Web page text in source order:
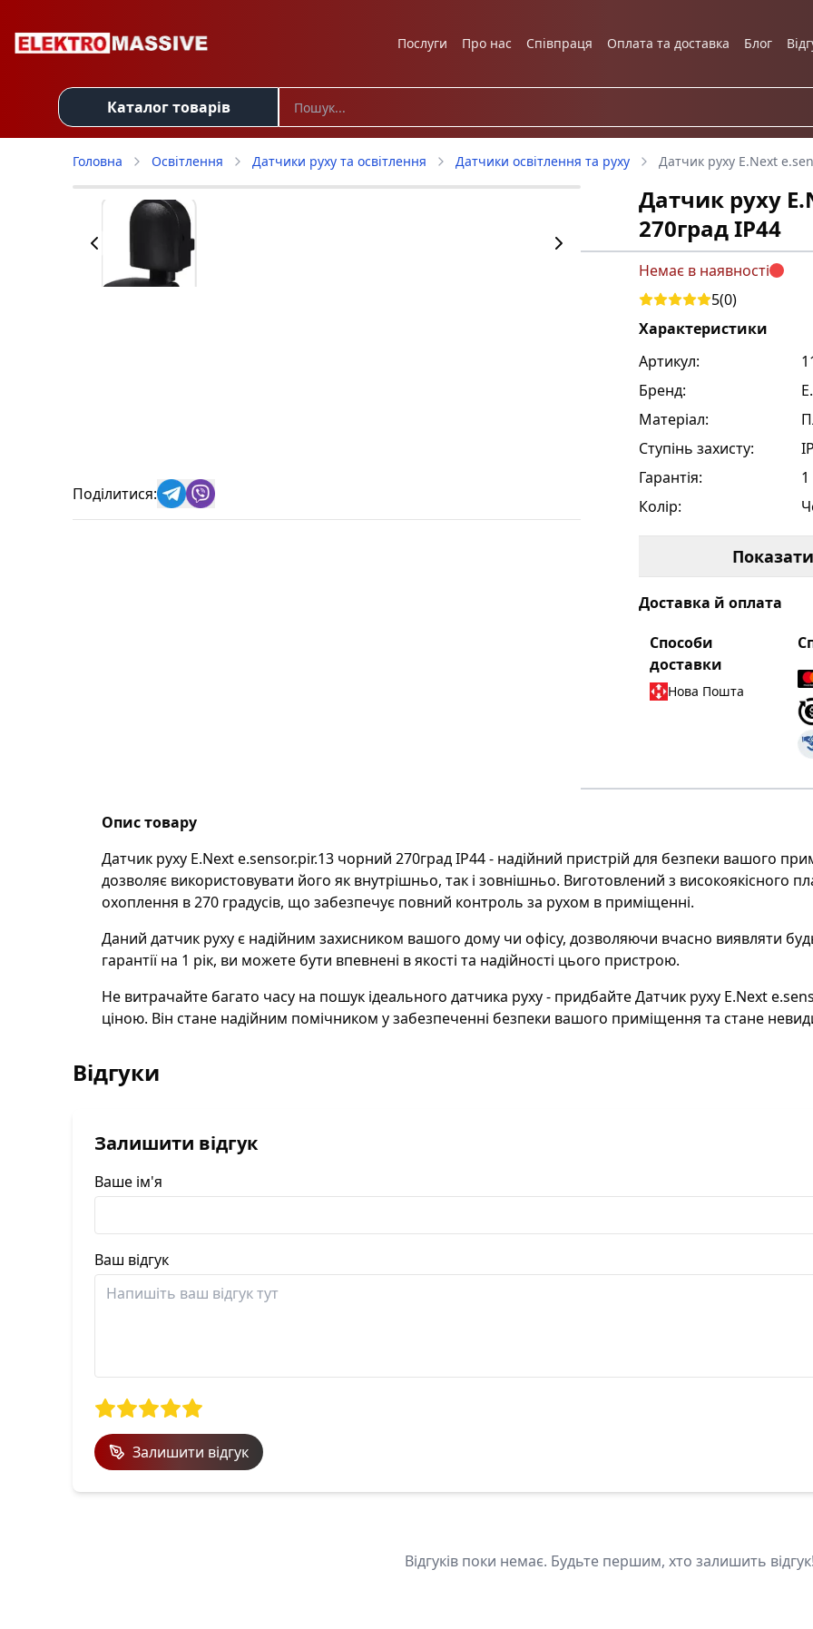
Послуги Про нас Співпраця Оплата та доставка Блог
Каталог товарів
Головна Освітлення Датчики руху та освітлення Датчики освітлення та руху Датчик руху E.Next
Датчик руху
270град IP44
Поділитися:
Немає в наявності
5(0)
Характеристики
Артикул:
Бренд:
Матеріал:
Ступінь захисту:
Гарантія:
1
Колір:
Доставка й оплата
Способи
доставки
Нова Пошта
Опис товару
Датчик руху E.Next e.sensor.pir.13 чорний 270град IP44 - надійний пристрій для безпеки вашого
дозволяє використовувати його як внутрішньо, так і зовнішньо. Виготовлений з високоякісного
охоплення в 270 градусів, що забезпечує повний контроль за рухом в приміщенні.
Даний датчик руху є надійним захисником вашого дому чи офісу, дозволяючи вчасно виявляти
гарантії на 1 рік, ви можете бути впевнені в якості та надійності цього пристрою.
Не витрачайте багато часу на пошук ідеального датчика руху - придбайте Датчик руху E.Next
ціною. Він стане надійним помічником у забезпеченні безпеки вашого приміщення та стане
Відгуки
Залишити відгук
Ваше ім'я
Ваш відгук
Залишити відгук
Відгуків поки немає. Будьте першим, хто залишить